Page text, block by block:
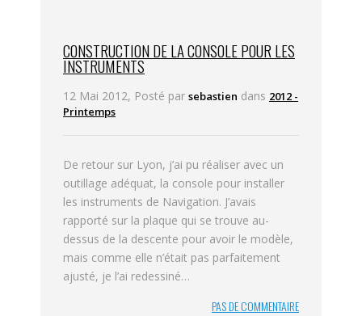
CONSTRUCTION DE LA CONSOLE POUR LES
INSTRUMENTS
12 Mai 2012, Posté par sebastien dans 2012 -
Printemps
De retour sur Lyon, j’ai pu réaliser avec un
outillage adéquat, la console pour installer
les instruments de Navigation. J’avais
rapporté sur la plaque qui se trouve au-
dessus de la descente pour avoir le modèle,
mais comme elle n’était pas parfaitement
ajusté, je l’ai redessiné…
PAS DE COMMENTAIRE